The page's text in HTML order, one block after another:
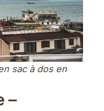
sac à dos en
–